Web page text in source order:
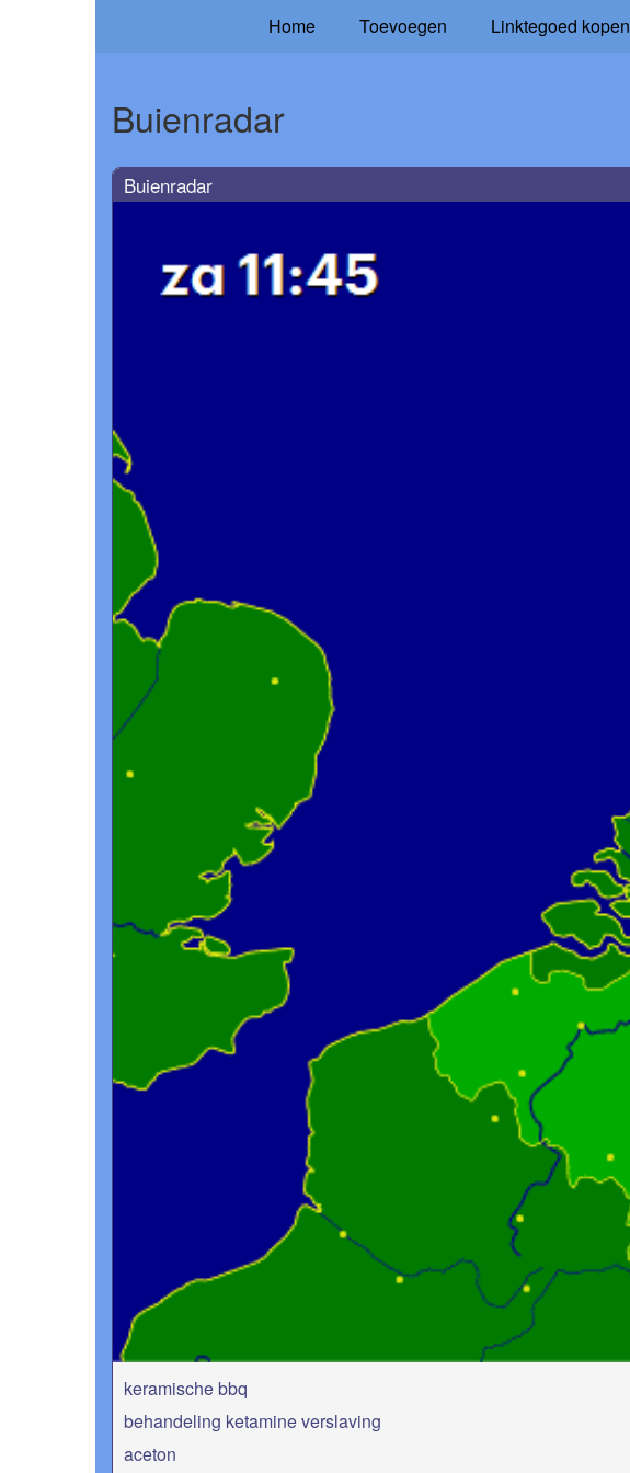
Home Toevoegen Linktegoed kopen
Buienradar
Buienradar
keramische bbq
behandeling ketamine verslaving
aceton